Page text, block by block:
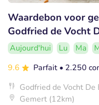
Waardebon voor
Godfried de Vocht
Aujourd'hui Lu Ma
9.6
Parfait • 2.250
Godfried de Vocht De
Gemert (12km)